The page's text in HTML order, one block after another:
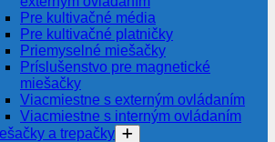
Pre kultivačné média
Pre kultivačné platničky
Priemyselné miešačky
Príslušenstvo pre magnetické
miešačky
Viacmiestne s externým ovládaním
Viacmiestne s interným ovládaním
a trepačky